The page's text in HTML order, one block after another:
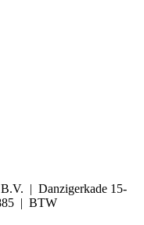
| Danzigerkade 15-
| BTW